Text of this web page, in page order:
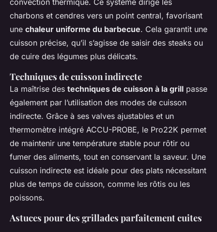
convection thermique. Ce système dirige les
charbons et cendres vers un point central, favorisant
une chaleur uniforme du barbecue. Cela garantit une
cuisson précise, qu’il s’agisse de saisir des steaks ou
de cuire des légumes plus délicats.
Techniques de cuisson indirecte
La maîtrise des techniques de cuisson à la grill passe
également par l’utilisation des modes de cuisson
indirecte. Grâce à ses valves ajustables et un
thermomètre intégré ACCU-PROBE, le Pro22K permet
de maintenir une température stable pour rôtir ou
fumer des aliments, tout en conservant la saveur. Une
cuisson indirecte est idéale pour des plats nécessitant
plus de temps de cuisson, comme les rôtis ou les
poissons.
Astuces pour des grillades parfaitement cuites